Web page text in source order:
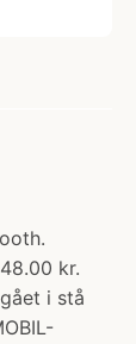
kr.
i stå